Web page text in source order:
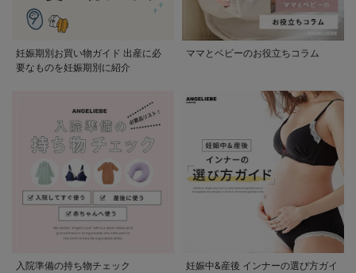
妊娠期別お買い物ガイド 出産に必
要なものを妊娠期別に紹介
ママとベビーのお役立ちコラム
入院準備の持ち物チェック
妊娠中&産後 インナーの選び方ガイ